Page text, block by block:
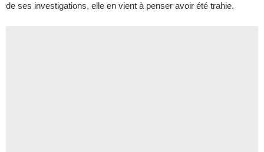
de ses investigations, elle en vient à penser avoir été trahie.